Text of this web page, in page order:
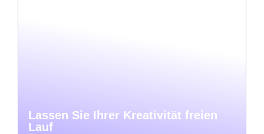
Lassen Sie Ihrer Kreativität freien
Lauf